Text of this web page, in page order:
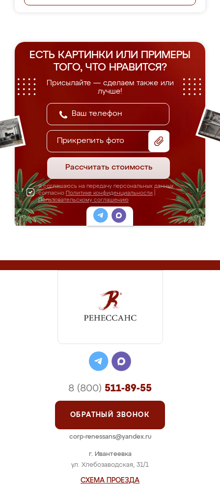
ЕСТЬ КАРТИНКИ ИЛИ ПРИМЕРЫ
ТОГО, ЧТО НРАВИТСЯ?
Присылайте — сделаем также или
лучше!
Прикрепить фото
Рассчитать стоимость
Я соглашаюсь на передачу персональных данных
согласно Политике конфиденциальности
Пользовательскому соглашению
г. Ивантеевка
ул. Хлебозаводская, 31/1
СХЕМА ПРОЕЗДА
8 (800) 511-89-55
ОБРАТНЫЙ ЗВОНОК
corp-renessans@yandex.ru